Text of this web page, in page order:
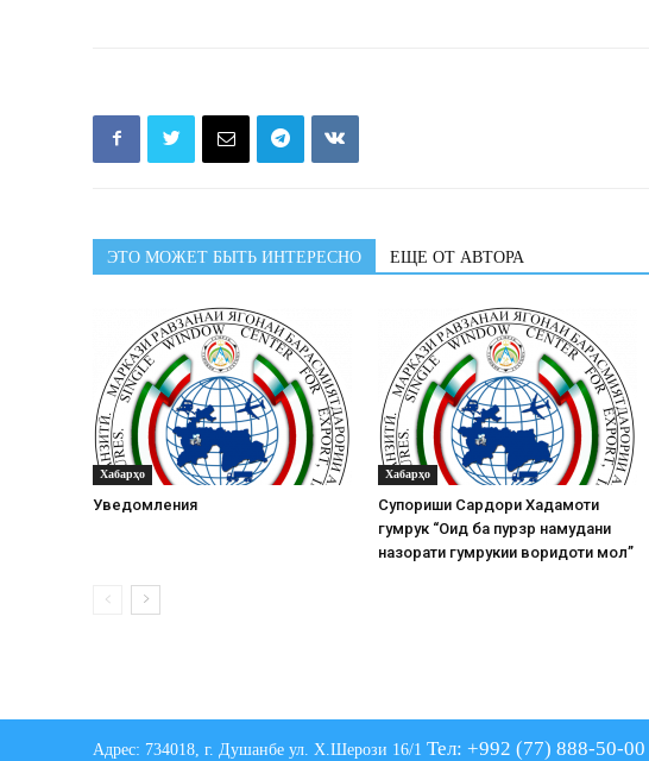
ЭТО МОЖЕТ БЫТЬ ИНТЕРЕСНО ЕЩЕ ОТ АВТОРА
Хабарҳо
Уведомления
Хабарҳо
Супориши Сардори Хадамоти
гумрук “Оид ба пурзӯр намудани
назорати гумрукии воридоти мол”
Адрес: 734018, г. Душанбе ул. Х.Шерози 16/1 Тел: +992 (77) 888-50-00